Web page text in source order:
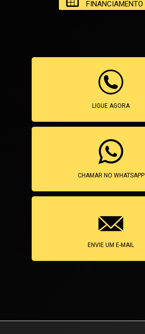
FINANCIAMENTO
LIGUE AGORA
CHAMAR NO WHATSAPP
ENVIE UM E-MAIL